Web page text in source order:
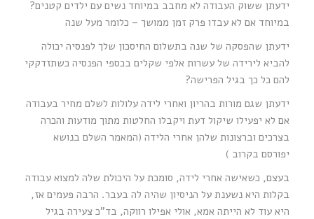
ידעתן ששוק העבודה לא מחבב במיוחד נשים עם ילדים קטנים?
במיוחד אם לא עבדו פרק זמן ממושך – כלומר מעל שנה
ידעתן שהפסקה של שנה בתשלום החיסכון שלך לפנסיה יכולה
להביא לירידה של עשרות אלפי שקלים בכספי הפנסיה כשתזדקקי
להם כל כך בגיל הפרישה?
ידעתן שגם מורות בהריון ואחרי לידה עלולות לשלם מחיר בעבודה
אם לא יפעילו שיקול דעת ויקבלו החלטות מתוך מודעות והכרה
בצרכים וברצונות שלהן אחרי הלידה (המאמר השלם בנושא
יפורסם בקרוב )
בעצם, כשאישה אחרי לידה, סומכת על היכולת שלה למצוא עבודה
בקלות היא נשענת על הניסיון שהיה לה בעבר. הרבה פעמים אז,
היא עוד לא הייתה אמא, אולי אפילו רווקה, בד”כ צעירה בגיל